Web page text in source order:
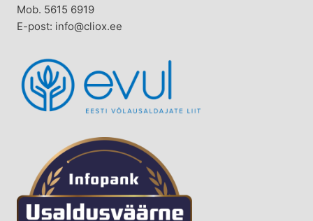
Mob. 5615 6919
E-post: info@cliox.ee